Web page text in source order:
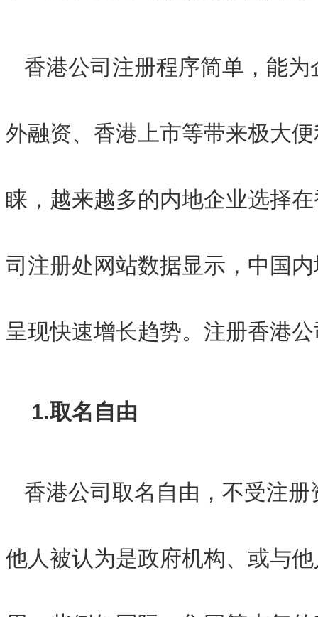
香港公司注册程序简单，能
外融资、香港上市等带来极大
睐，越来越多的内地企业选择
司注册处网站数据显示，中国
呈现快速增长趋势。注册香港
1.取名自由
香港公司取名自由，不受注
他人被认为是政府机构、或与